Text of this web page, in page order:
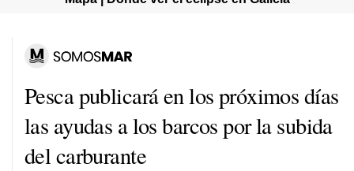
Pesca publicará en los próximos días
las ayudas a los barcos por la subida
del carburante